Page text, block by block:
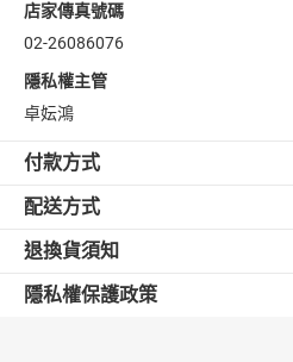
店家傳真號碼
02-26086076
隱私權主管
卓妘鴻
付款方式
信用卡付款
《信用卡付款(一次付清/分期付款)
如果訂購時選擇信用卡付款，須
方便與銀行做信用卡資料核對 。
配送方式
黑貓宅急便/常溫
退換貨須知
依據消費者保護法之規定，請您
隱私權保護政策